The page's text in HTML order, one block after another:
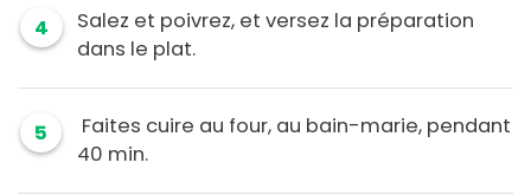
4
Salez et poivrez, et versez la préparation
dans le plat.
5
Faites cuire au four, au bain-marie, pendant
40 min.